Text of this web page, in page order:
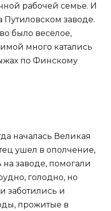
рабочей семье. И
Путиловском заводе.
было весёлое,
много катались
по Финскому
началась Великая
ушел в ополчение,
на заводе, помогали
голодно, но
заботились и
прожитые в